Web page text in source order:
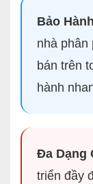
Bảo
nhà phân
bán trên
hành
Đa Dạng
triển đầy